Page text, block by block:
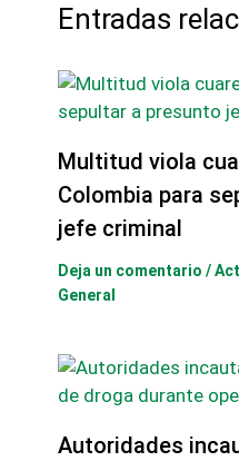
Entradas
Multitud viola
Colombia para
jefe criminal
Deja un comentario /
General
Autoridades